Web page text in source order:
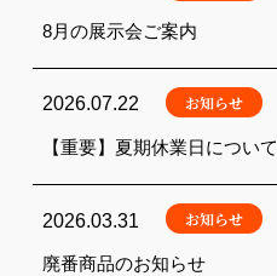
8月の展示会ご案内
2026.07.22 お知らせ
【重要】夏期休業日について
2026.03.31 お知らせ
廃番商品のお知らせ